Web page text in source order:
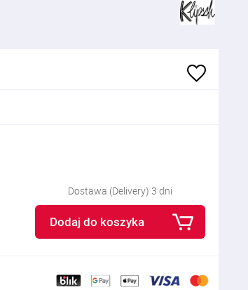
Dostawa (Delivery) 3 dni
Dodaj do koszyka